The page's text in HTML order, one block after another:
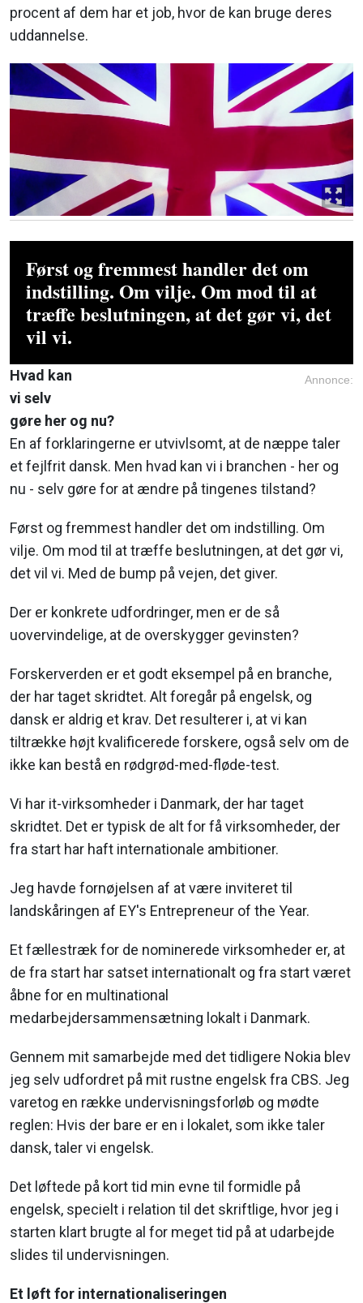
procent af dem har et job, hvor de kan bruge deres
uddannelse.
Først og fremmest handler det om
indstilling. Om vilje. Om mod til at
træffe beslutningen, at det gør vi, det
vil vi.
Annonce:
Hvad kan
vi selv
gøre her og nu?
En af forklaringerne er utvivlsomt, at de næppe taler
et fejlfrit dansk. Men hvad kan vi i branchen - her og
nu - selv gøre for at ændre på tingenes tilstand?
Først og fremmest handler det om indstilling. Om
vilje. Om mod til at træffe beslutningen, at det gør vi,
det vil vi. Med de bump på vejen, det giver.
Der er konkrete udfordringer, men er de så
uovervindelige, at de overskygger gevinsten?
Forskerverden er et godt eksempel på en branche,
der har taget skridtet. Alt foregår på engelsk, og
dansk er aldrig et krav. Det resulterer i, at vi kan
tiltrække højt kvalificerede forskere, også selv om de
ikke kan bestå en rødgrød-med-fløde-test.
Vi har it-virksomheder i Danmark, der har taget
skridtet. Det er typisk de alt for få virksomheder, der
fra start har haft internationale ambitioner.
Jeg havde fornøjelsen af at være inviteret til
landskåringen af EY's Entrepreneur of the Year.
Et fællestræk for de nominerede virksomheder er, at
de fra start har satset internationalt og fra start været
åbne for en multinational
medarbejdersammensætning lokalt i Danmark.
Gennem mit samarbejde med det tidligere Nokia blev
jeg selv udfordret på mit rustne engelsk fra CBS. Jeg
varetog en række undervisningsforløb og mødte
reglen: Hvis der bare er en i lokalet, som ikke taler
dansk, taler vi engelsk.
Det løftede på kort tid min evne til formidle på
engelsk, specielt i relation til det skriftlige, hvor jeg i
starten klart brugte al for meget tid på at udarbejde
slides til undervisningen.
Et løft for internationaliseringen